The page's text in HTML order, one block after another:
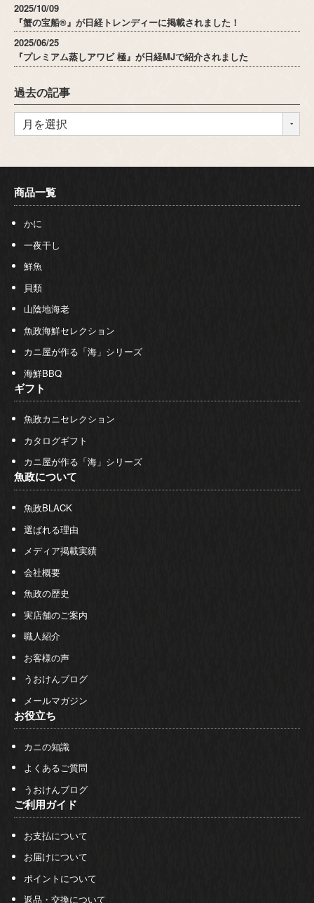
2025/10/09
『蟹の宝船®』が日経トレンディーに掲載されました！
2025/06/25
『プレミアム蒸しアワビ 極』が日経MJで紹介されました
過去の記事
商品一覧
かに
一夜干し
鮮魚
貝類
山陰地海老
魚政海鮮セレクション
カニ屋が作る「海」シリーズ
海鮮BBQ
ギフト
魚政カニセレクション
カタログギフト
カニ屋が作る「海」シリーズ
魚政について
魚政BLACK
選ばれる理由
メディア掲載実績
会社概要
魚政の歴史
実店舗のご案内
職人紹介
お客様の声
うおけんブログ
メールマガジン
お役立ち
カニの知識
よくあるご質問
うおけんブログ
ご利用ガイド
お支払について
お届けについて
ポイントについて
返品・交換について